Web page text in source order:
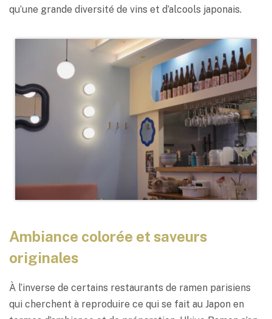
qu’une grande diversité de vins et d’alcools japonais.
Ambiance colorée et saveurs
originales
À l’inverse de certains restaurants de ramen parisiens
qui cherchent à reproduire ce qui se fait au Japon en